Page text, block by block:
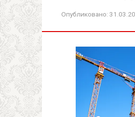
Опубликовано: